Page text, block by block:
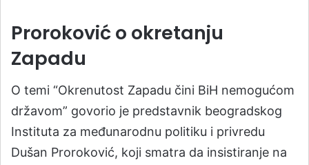
Proroković o okretanju
Zapadu
O temi “Okrenutost Zapadu čini BiH nemogućom
državom” govorio je predstavnik beogradskog
Instituta za međunarodnu politiku i privredu
Dušan Proroković, koji smatra da insistiranje na